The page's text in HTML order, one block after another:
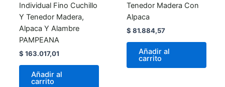
Individual Fino Cuchillo
Y Tenedor Madera,
Alpaca Y Alambre
PAMPEANA
$ 163.017,01
Añadir al
carrito
Tenedor Madera Con
Alpaca
$ 81.884,57
Añadir al
carrito